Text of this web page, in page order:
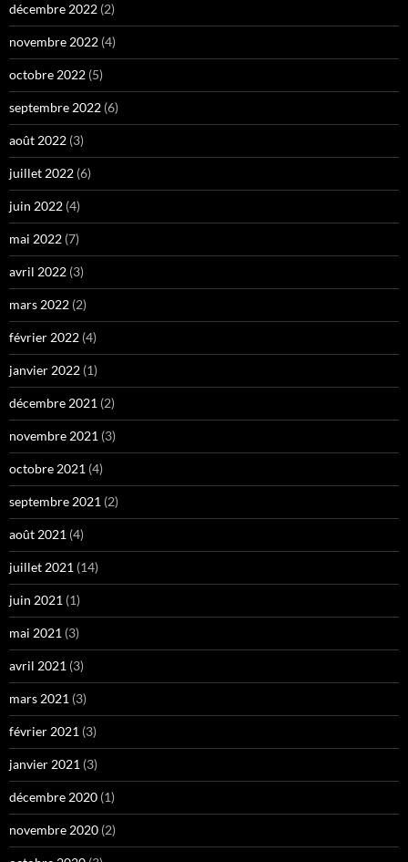
décembre 2022 (2)
novembre 2022 (4)
octobre 2022 (5)
septembre 2022 (6)
août 2022 (3)
juillet 2022 (6)
juin 2022 (4)
mai 2022 (7)
avril 2022 (3)
mars 2022 (2)
février 2022 (4)
janvier 2022 (1)
décembre 2021 (2)
novembre 2021 (3)
octobre 2021 (4)
septembre 2021 (2)
août 2021 (4)
juillet 2021 (14)
juin 2021 (1)
mai 2021 (3)
avril 2021 (3)
mars 2021 (3)
février 2021 (3)
janvier 2021 (3)
décembre 2020 (1)
novembre 2020 (2)